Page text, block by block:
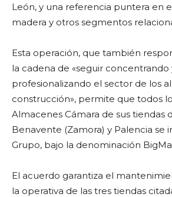
León, y una referencia puntera en
madera y otros segmentos
Esta operación, que también
la cadena de «seguir concentrando
profesionalizando el sector de los
construcción», permite que todos
Almacenes Cámara de sus tiendas
Benavente (Zamora) y Palencia se
Grupo, bajo la denominación
El acuerdo garantiza el
la operativa de las tres tiendas